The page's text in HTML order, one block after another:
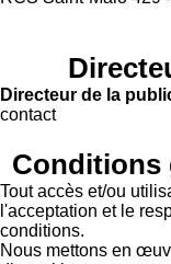
Directeur de la
contact
Conditions
Tout accès et/ou
l'acceptation et le
conditions.
Nous mettons en